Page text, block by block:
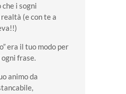
che i sogni
(e con te a
era il tuo modo per
frase.
animo da